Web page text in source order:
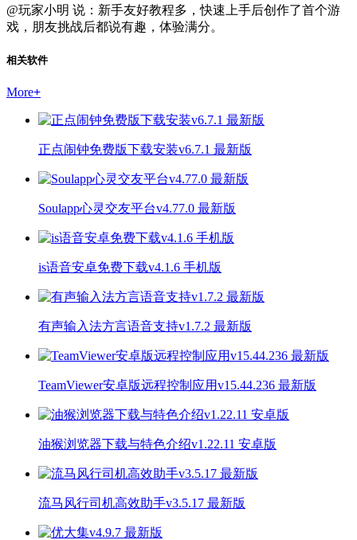
@玩家小明 说：新手友好教程多，快速上手后创作了首个游
戏，朋友挑战后都说有趣，体验满分。
相关软件
More+
正点闹钟免费版下载安装v6.7.1 最新版
Soulapp心灵交友平台v4.77.0 最新版
is语音安卓免费下载v4.1.6 手机版
有声输入法方言语音支持v1.7.2 最新版
TeamViewer安卓版远程控制应用v15.44.236 最新版
油猴浏览器下载与特色介绍v1.22.11 安卓版
流马风行司机高效助手v3.5.17 最新版